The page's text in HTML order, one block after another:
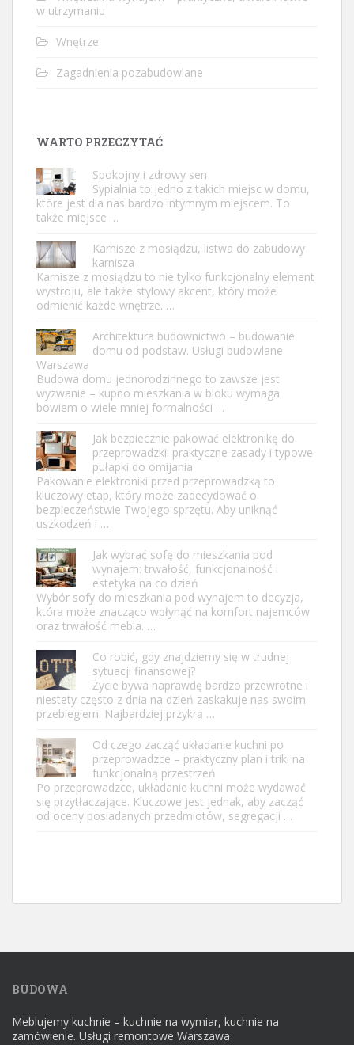
w utrzymaniu
Wnętrze
Zagadnienia pozabudowlane
WARTO PRZECZYTAĆ
Spokojny i zdrowy sen
Sypialnia to jedno z takich miejsc w domu,
które jest dla nas bardzo intymnym miejscem. To
także miejsce …
Karnisze z mosiądzu, listwa do zabudowy
karnisza
Karnisze z mosiądzu to nie tylko funkcjonalny element
wystroju, ale także stylowy akcent, który może
odmienić każde wnętrze. …
Architektura budownictwo – budowanie
domu od podstaw. Usługi budowlane
Warszawa
Budowa domu jednorodzinnego to zawsze jest
wyzwanie – kupno mieszkania w bloku wymaga
bowiem o wiele mniej formalności …
Jak bezpiecznie pakować elektronikę do
przeprowadzki: praktyczne zasady i typowe
pułapki do omijania
Pakowanie elektroniki przed przeprowadzką to
kluczowy etap, który może zadecydować o
bezpieczeństwie Twojego sprzętu. Aby uniknąć
uszkodzeń i …
Jak wybrać sofę do mieszkania pod
wynajem: trwałość, funkcjonalność i
estetyka na co dzień
Wybór sofy do mieszkania pod wynajem to decyzja,
która może znacząco wpłynąć na komfort najemców
oraz trwałość mebla. …
Co robić, gdy znajdziemy się w trudnej
sytuacji finansowej?
Życie bywa naprawdę bardzo przewrotne i
niestety często z dnia na dzień zaskakuje nas swoim
przebiegiem. Najbardziej przykrą …
Od czego zacząć układanie kuchni po
przeprowadzce – praktyczny plan i triki na
funkcjonalną przestrzeń
Po przeprowadzce, układanie kuchni może wydawać
się przytłaczające. Kluczowe jest jednak, aby zacząć
od oceny posiadanych przedmiotów, segregacji …
BUDOWA
Meblujemy kuchnie – kuchnie na wymiar, kuchnie na
zamówienie. Usługi remontowe Warszawa